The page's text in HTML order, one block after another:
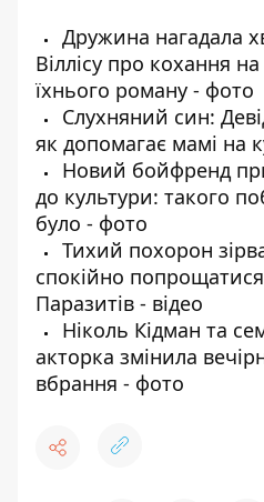
Дружина нагадала
Віллісу про кохання
їхнього роману - фото
Слухняний син:
як допомагає мамі на
Новий бойфренд
до культури: такого
було - фото
Тихий похорон
спокійно
Паразитів - відео
Ніколь Кідман та
акторка змінила
вбрання - фото